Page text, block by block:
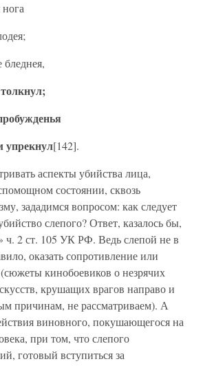
[142].
аспекты убийства лица,
состоянии, сквозь
зададимся вопросом: как следует
слепого? Ответ, казалось бы,
ч. 2 ст. 105 УК РФ. Ведь слепой не в
оказать сопротивление или
(сюжеты кинобоевиков о незрячих
крушащих врагов направо и
причинам, не рассматриваем). А
виновного, покушающегося на
при том, что слепого
готовый вступиться за